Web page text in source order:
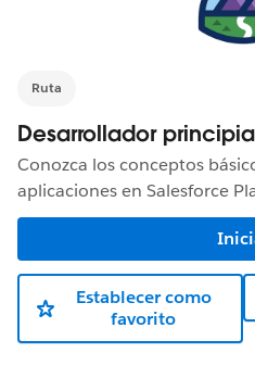
Ruta
Desarrollador
Conozca los conceptos
aplicaciones en Salesforce
Establecer como
favorito